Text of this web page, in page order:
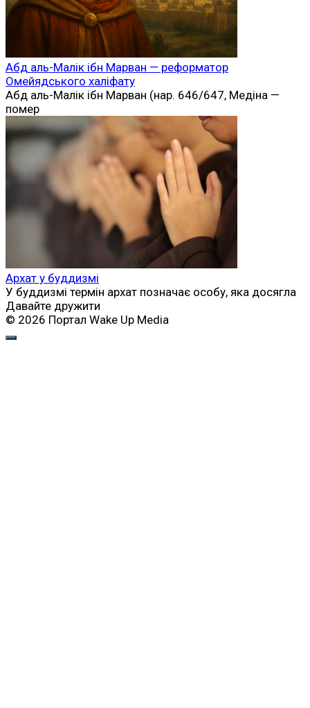
Абд аль-Малік ібн Марван — реформатор
Омейядського халіфату
Абд аль-Малік ібн Марван (нар. 646/647, Медіна —
помер
Архат у буддизмі
У буддизмі термін архат позначає особу, яка досягла
Давайте дружити
© 2026 Портал Wake Up Media